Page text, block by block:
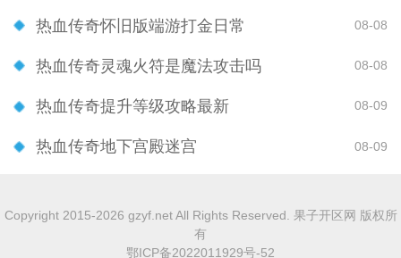
热血传奇怀旧版端游打金日常 08-08
热血传奇灵魂火符是魔法攻击吗 08-08
热血传奇提升等级攻略最新 08-09
热血传奇地下宫殿迷宫 08-09
Copyright 2015-2026 gzyf.net All Rights Reserved. 果子开区网 版权所
有
鄂ICP备2022011929号-52